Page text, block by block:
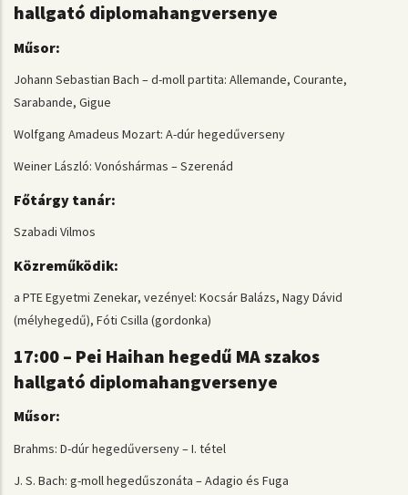
hallgató diplomahangversenye
Műsor:
Johann Sebastian Bach – d-moll partita: Allemande, Courante,
Sarabande, Gigue
Wolfgang Amadeus Mozart: A-dúr hegedűverseny
Weiner László: Vonóshármas – Szerenád
Főtárgy tanár:
Szabadi Vilmos
Közreműködik:
a PTE Egyetmi Zenekar, vezényel: Kocsár Balázs, Nagy Dávid
(mélyhegedű), Fóti Csilla (gordonka)
17:00 – Pei Haihan hegedű MA szakos
hallgató diplomahangversenye
Műsor:
Brahms: D-dúr hegedűverseny – I. tétel
J. S. Bach: g-moll hegedűszonáta – Adagio és Fuga